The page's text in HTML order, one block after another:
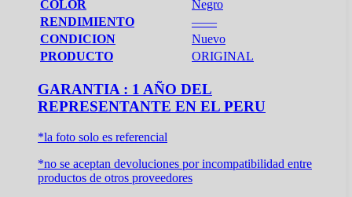
COLOR
Negro
RENDIMIENTO
——
CONDICION
Nuevo
PRODUCTO
ORIGINAL
GARANTIA : 1 AÑO DEL
REPRESENTANTE EN EL PERU
*la foto solo es referencial
*no se aceptan devoluciones por incompatibilidad entre
productos de otros proveedores